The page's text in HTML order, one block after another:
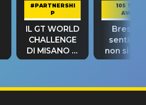
#PARTNERSHI
P
IL GT WORLD
CHALLENGE
DI MISANO si
riconferma
105 TAKE
AWAY
Bresh:
non si
fino alla